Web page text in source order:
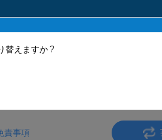
。
責事項
替えますか ?